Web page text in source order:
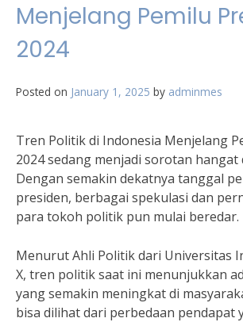
Menjelang Pemilu
2024
Posted on January 1, 2025 by adminmes
Tren Politik di Indonesia Menjelang
2024 sedang menjadi sorotan hangat
Dengan semakin dekatnya tanggal
presiden, berbagai spekulasi dan
para tokoh politik pun mulai beredar.
Menurut Ahli Politik dari Universitas
X, tren politik saat ini menunjukkan
yang semakin meningkat di
bisa dilihat dari perbedaan pendapat